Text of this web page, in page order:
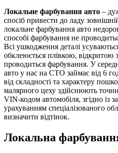
Локальне фарбування авто –
спосіб привести до ладу
локальне фарбування авто
способі фарбування не
Всі ушкодження деталі
обклеюється плівкою, відкритою
проводиться фарбування. У
авто у нас на СТО займає від 6
від складності та характеру
малярного цеху здійснюють
VIN-кодом автомобіля, згідно із
урахуванням спеціалізованого
визначити відтінок.
Локальна